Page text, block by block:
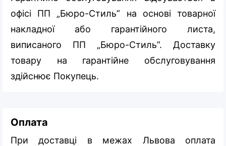
офісі ПП „Бюро-Стиль” на основі товарної
накладної або гарантійного листа,
виписаного ПП „Бюро-Стиль”. Доставку
товару на гарантійне обслуговування
здійснює Покупець.
Оплата
При доставці в межах Львова оплата